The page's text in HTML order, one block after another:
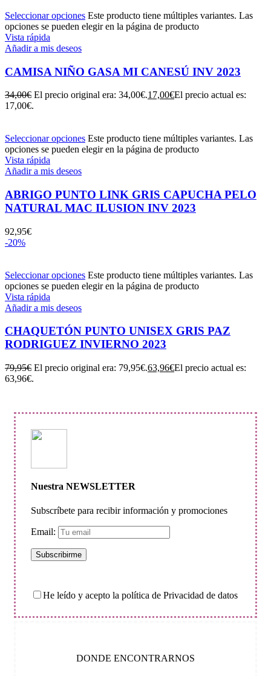
Seleccionar opciones Este producto tiene múltiples variantes. Las
opciones se pueden elegir en la página de producto
Vista rápida
Añadir a mis deseos
CAMISA NIÑO GASA MI CANESÚ INV 2023
34,00€ El precio original era: 34,00€.17,00€El precio actual es:
17,00€.
Seleccionar opciones Este producto tiene múltiples variantes. Las
opciones se pueden elegir en la página de producto
Vista rápida
Añadir a mis deseos
ABRIGO PUNTO LINK GRIS CAPUCHA PELO
NATURAL MAC ILUSION INV 2023
92,95€
-20%
Seleccionar opciones Este producto tiene múltiples variantes. Las
opciones se pueden elegir en la página de producto
Vista rápida
Añadir a mis deseos
CHAQUETÓN PUNTO UNISEX GRIS PAZ
RODRIGUEZ INVIERNO 2023
79,95€ El precio original era: 79,95€.63,96€El precio actual es:
63,96€.
Nuestra NEWSLETTER
Subscríbete para recibir información y promociones
Email:
He leído y acepto la política de Privacidad de datos
DONDE ENCONTRARNOS